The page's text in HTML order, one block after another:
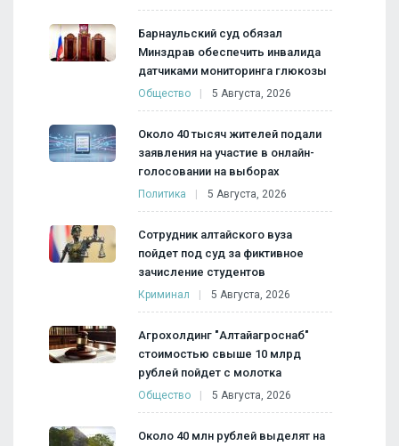
Барнаульский суд обязал
Минздрав обеспечить инвалида
датчиками мониторинга глюкозы
Общество 5 Августа, 2026
Около 40 тысяч жителей подали
заявления на участие в онлайн-
голосовании на выборах
Политика 5 Августа, 2026
Сотрудник алтайского вуза
пойдет под суд за фиктивное
зачисление студентов
Криминал 5 Августа, 2026
Агрохолдинг "Алтайагроснаб"
стоимостью свыше 10 млрд
рублей пойдет с молотка
Общество 5 Августа, 2026
Около 40 млн рублей выделят на